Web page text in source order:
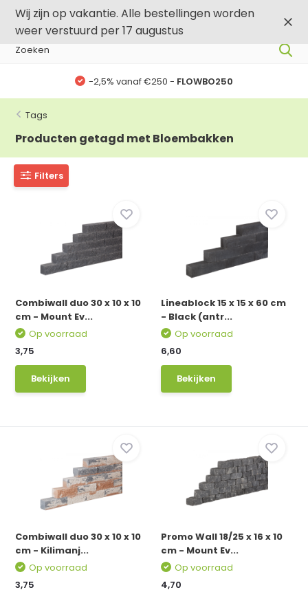
Wij zijn op vakantie. Alle bestellingen worden
weer verstuurd per 17 augustus
-2,5% vanaf €250 - FLOWBO250
Tags
Producten getagd met Bloembakken
Filters
Combiwall duo 30 x 10 x 10
cm - Mount Ev...
Op voorraad
3,75
Bekijken
Lineablock 15 x 15 x 60 cm
- Black (antr...
Op voorraad
6,60
Bekijken
Combiwall duo 30 x 10 x 10
cm - Kilimanj...
Op voorraad
3,75
Promo Wall 18/25 x 16 x 10
cm - Mount Ev...
Op voorraad
4,70